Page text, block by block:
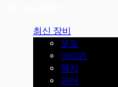
최신 장비
우드
아이언
웨지
퍼터